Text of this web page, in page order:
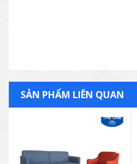
SẢN PHẨM LIÊN QUAN